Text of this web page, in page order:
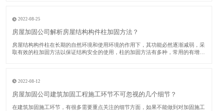
2022-08-25
房屋加固公司解析房屋结构构件柱加固方法？
​房屋结构构件柱在长期的自然环境和使用环境的作用下，其功能必然逐渐减弱，采
取有效的柱加固方法以保证结构安全的使用，柱的加固方法有多种，常用的有增大
2022-08-12
房屋加固公司建筑加固工程施工环节不可忽视的几个细节？
​在建筑加固施工环节，有很多需要重点关注的细节方面，如果不能做到对加固施工